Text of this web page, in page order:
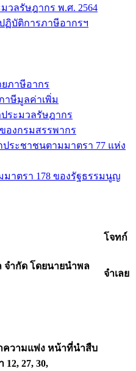
ลรัษฎากร พ.ศ. 2564
บัติการภาษีอากรฯ
ภาษีอากร
าษีมูลค่าเพิ่ม
ระมวลรัษฎากร
งกรมสรรพากร
ระชาชนตามมาตรา 77 แห่ง
าตรา 178 ของรัฐธรรมนูญ
โจทก์
จำกัด โดยนายนำพล
จำเลย
วามแพ่ง หน้าที่นำสืบ
27, 30,